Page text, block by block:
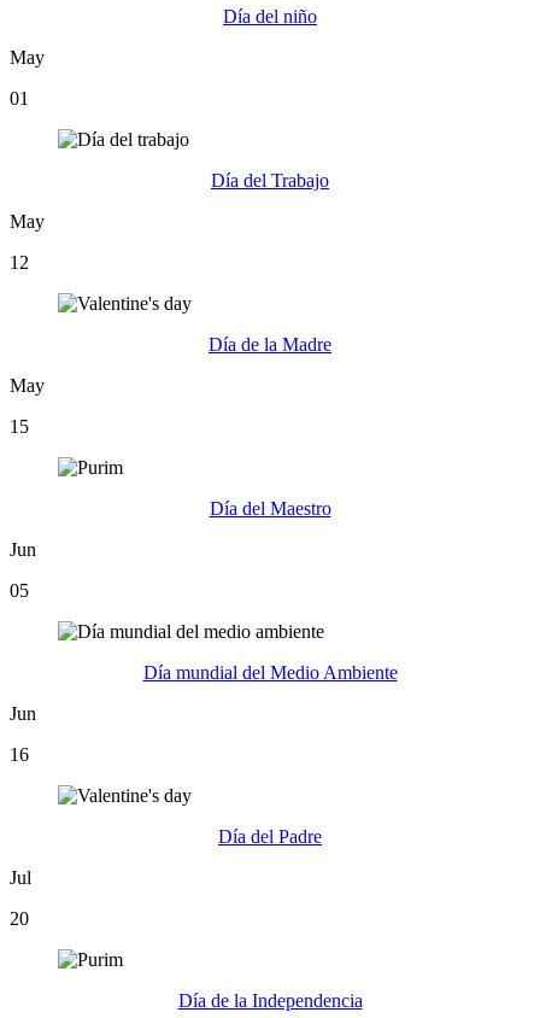
Día del niño
May
01
Día del Trabajo
May
12
Día de la Madre
May
15
Día del Maestro
Jun
05
Día mundial del Medio Ambiente
Jun
16
Día del Padre
Jul
20
Día de la Independencia